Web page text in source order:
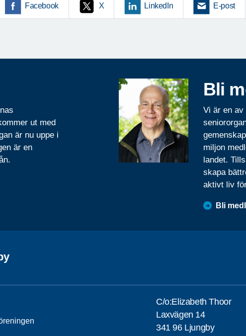
Facebook X LinkedIn E-post
ut med
är nu uppe i
är en
Bli
Vi är en
miljon
landet.
skapa
aktivt liv
Bli
C/o:Elizabeth Thoor
Laxvägen 14
341 96 Ljungby